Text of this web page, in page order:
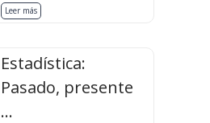
Leer más
Estadística:
Pasado, presente
...